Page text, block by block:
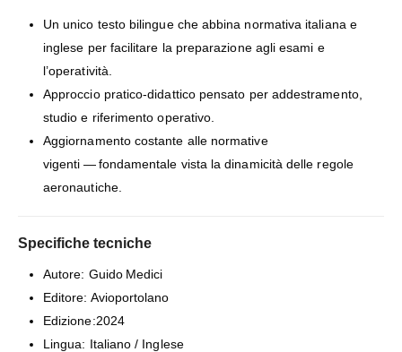
Un unico testo bilingue che abbina normativa italiana e
inglese per facilitare la preparazione agli esami e
l’operatività.
Approccio pratico‑didattico pensato per addestramento,
studio e riferimento operativo.
Aggiornamento costante alle normative
vigenti — fondamentale vista la dinamicità delle regole
aeronautiche.
Specifiche tecniche
Autore: Guido Medici
Editore: Avioportolano
Edizione:2024
Lingua: Italiano / Inglese